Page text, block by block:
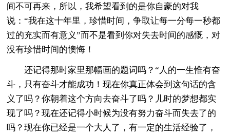
间不可再来，所以，我希望看到的是你自豪的对我
说：“我在这十年里，珍惜时间，争取让每一分每一秒都
过的充实而有意义”而不是看到你对失去时间的感慨，对
没有珍惜时间的懊悔！
还记得那时家里那幅画的题词吗？“人的一生惟有奋
斗，只有奋斗才能成功！现在你真正体会到这句话的含
义了吗？你朝着这个方向去奋斗了吗？儿时的梦想都实
现了吗？现在还记得小时候为没有努力奋斗而失去了的
吗？现在你已经是一个大人了，有一定的生活经验了，